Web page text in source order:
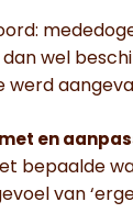
wel
werd
en
bepaalde
van